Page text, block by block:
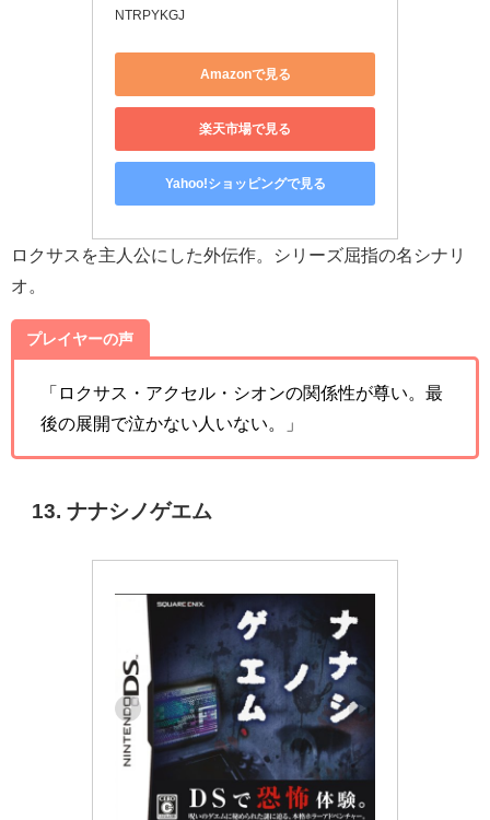
NTRPYKGJ
Amazonで見る
楽天市場で見る
Yahoo!ショッピングで見る
ロクサスを主人公にした外伝作。シリーズ屈指の名シナリ
オ。
プレイヤーの声
「ロクサス・アクセル・シオンの関係性が尊い。最
後の展開で泣かない人いない。」
13. ナナシノゲエム